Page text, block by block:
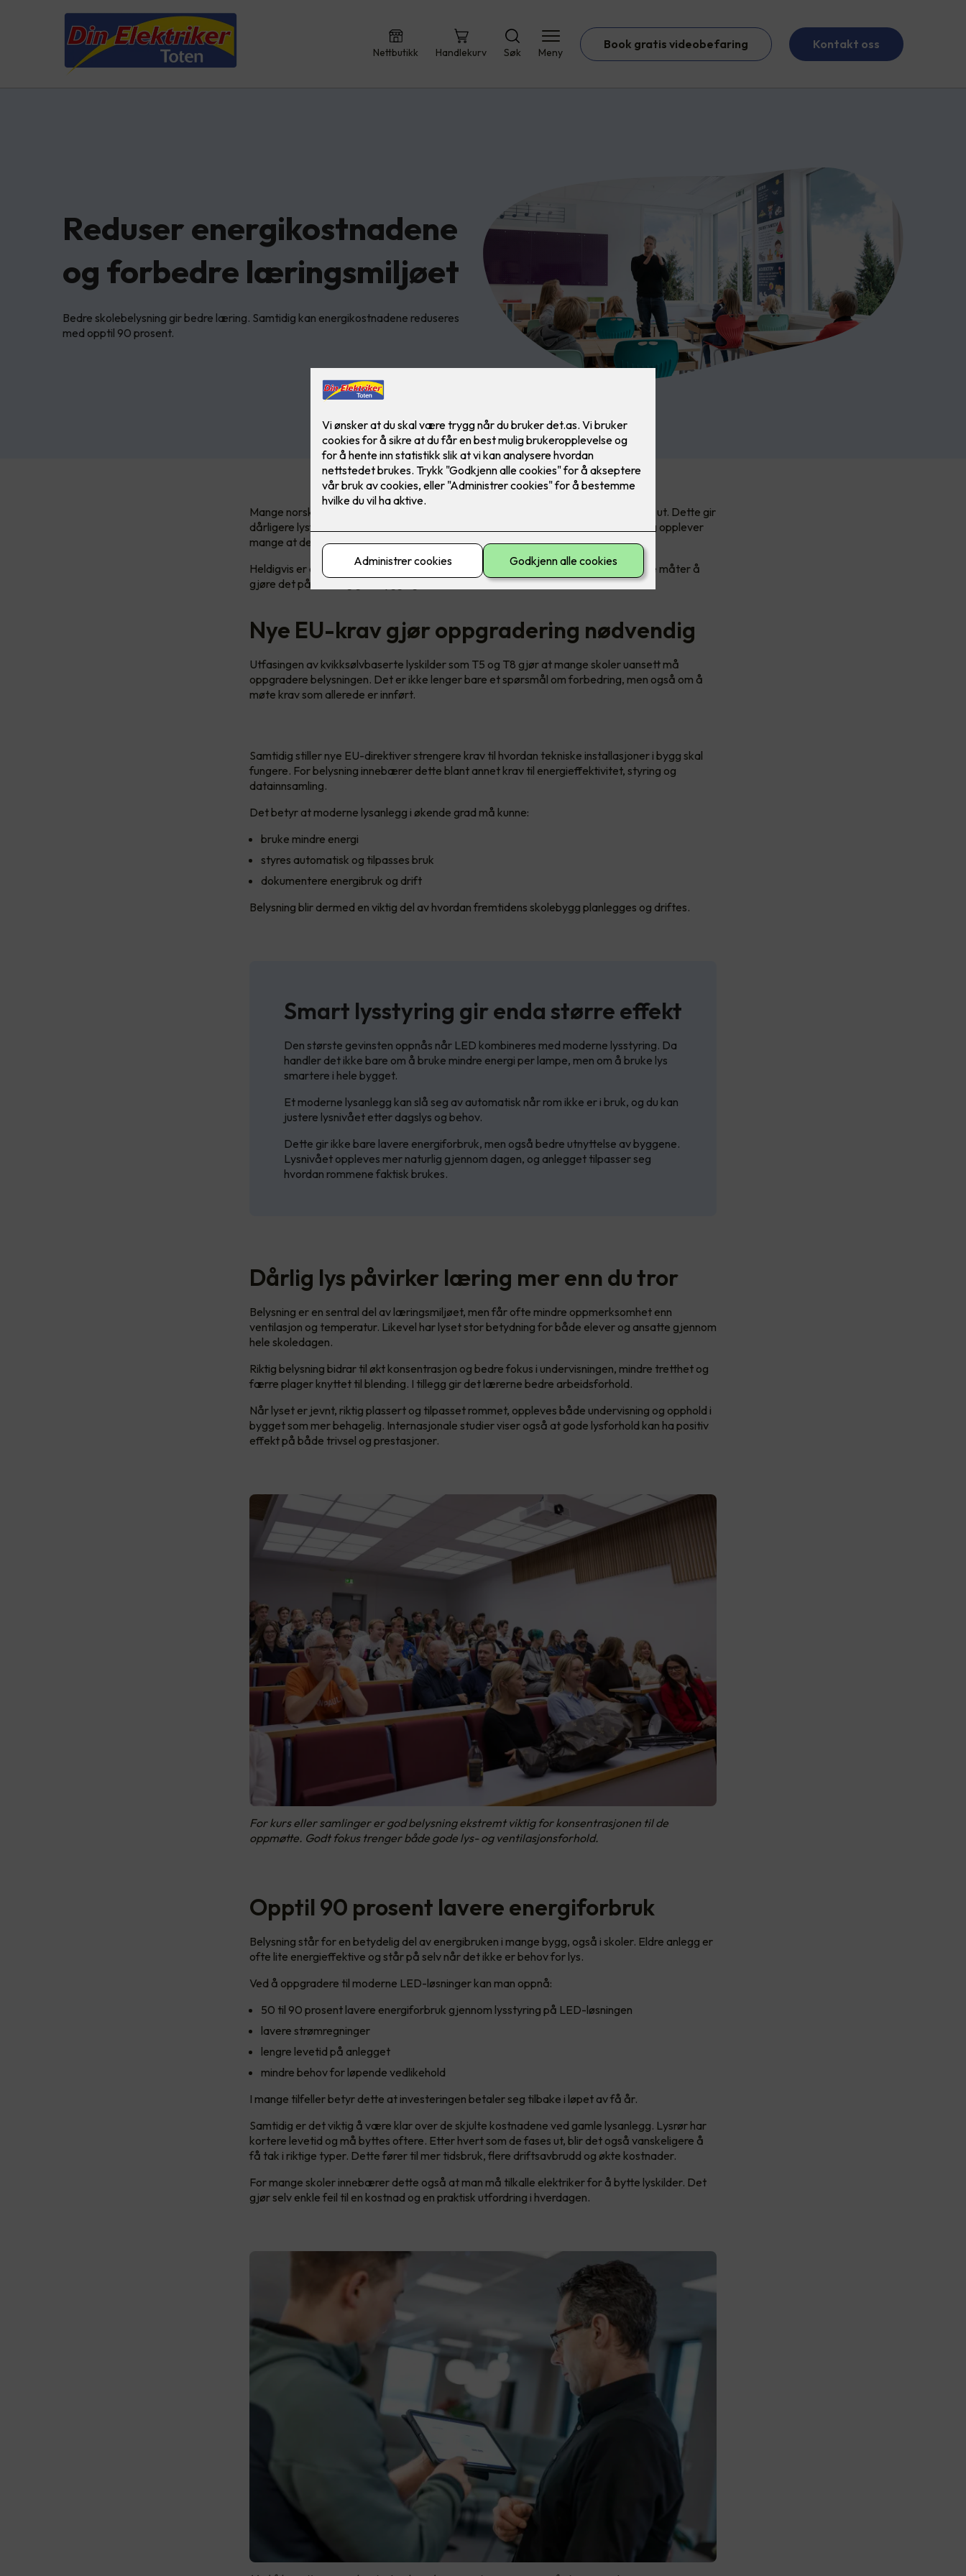
Nettbutikk Handlekurv Søk Meny
Book gratis videobefaring Kontakt oss
Reduser energikostnadene
og forbedre læringsmiljøet
Bedre skolebelysning gir bedre læring. Samtidig kan energikostnadene reduseres
med opptil 90 prosent.
Mange norske skoler har fortsatt eldre lysanlegg basert på teknologi som nå fases ut. Dette gir
dårligere lysforhold, høyere strømregninger og økte vedlikeholdskostnader. I tillegg opplever
mange at det blir stadig vanskeligere å finne riktige lyskilder når noe må byttes.
Heldigvis er det relativt enkelt å modernisere belysningen. Det finnes samtidig flere måter å
gjøre det på, avhengig av bygg og behov.
Nye EU-krav gjør oppgradering nødvendig
Utfasingen av kvikksølvbaserte lyskilder som T5 og T8 gjør at mange skoler uansett må
oppgradere belysningen. Det er ikke lenger bare et spørsmål om forbedring, men også om å
møte krav som allerede er innført.
Samtidig stiller nye EU-direktiver strengere krav til hvordan tekniske installasjoner i bygg skal
fungere. For belysning innebærer dette blant annet krav til energieffektivitet, styring og
datainnsamling.
Det betyr at moderne lysanlegg i økende grad må kunne:
bruke mindre energi
styres automatisk og tilpasses bruk
dokumentere energibruk og drift
Belysning blir dermed en viktig del av hvordan fremtidens skolebygg planlegges og driftes.
Smart lysstyring gir enda større effekt
Den største gevinsten oppnås når LED kombineres med moderne lysstyring. Da
handler det ikke bare om å bruke mindre energi per lampe, men om å bruke lys
smartere i hele bygget.
Et moderne lysanlegg kan slå seg av automatisk når rom ikke er i bruk, og du kan
justere lysnivået etter dagslys og behov.
Dette gir ikke bare lavere energiforbruk, men også bedre utnyttelse av byggene.
Lysnivået oppleves mer naturlig gjennom dagen, og anlegget tilpasser seg
hvordan rommene faktisk brukes.
Dårlig lys påvirker læring mer enn du tror
Belysning er en sentral del av læringsmiljøet, men får ofte mindre oppmerksomhet enn
ventilasjon og temperatur. Likevel har lyset stor betydning for både elever og ansatte gjennom
hele skoledagen.
Riktig belysning bidrar til økt konsentrasjon og bedre fokus i undervisningen, mindre tretthet og
færre plager knyttet til blending. I tillegg gir det lærerne bedre arbeidsforhold.
Når lyset er jevnt, riktig plassert og tilpasset rommet, oppleves både undervisning og opphold i
bygget som mer behagelig. Internasjonale studier viser også at gode lysforhold kan ha positiv
effekt på både trivsel og prestasjoner.
For kurs eller samlinger er god belysning ekstremt viktig for konsentrasjonen til de
oppmøtte. Godt fokus trenger både gode lys- og ventilasjonsforhold.
Opptil 90 prosent lavere energiforbruk
Belysning står for en betydelig del av energibruken i mange bygg, også i skoler. Eldre anlegg er
ofte lite energieffektive og står på selv når det ikke er behov for lys.
Ved å oppgradere til moderne LED-løsninger kan man oppnå:
50 til 90 prosent lavere energiforbruk gjennom lysstyring på LED-løsningen
lavere strømregninger
lengre levetid på anlegget
mindre behov for løpende vedlikehold
I mange tilfeller betyr dette at investeringen betaler seg tilbake i løpet av få år.
Samtidig er det viktig å være klar over de skjulte kostnadene ved gamle lysanlegg. Lysrør har
kortere levetid og må byttes oftere. Etter hvert som de fases ut, blir det også vanskeligere å
få tak i riktige typer. Dette fører til mer tidsbruk, flere driftsavbrudd og økte kostnader.
For mange skoler innebærer dette også at man må tilkalle elektriker for å bytte lyskilder. Det
gjør selv enkle feil til en kostnad og en praktisk utfordring i hverdagen.